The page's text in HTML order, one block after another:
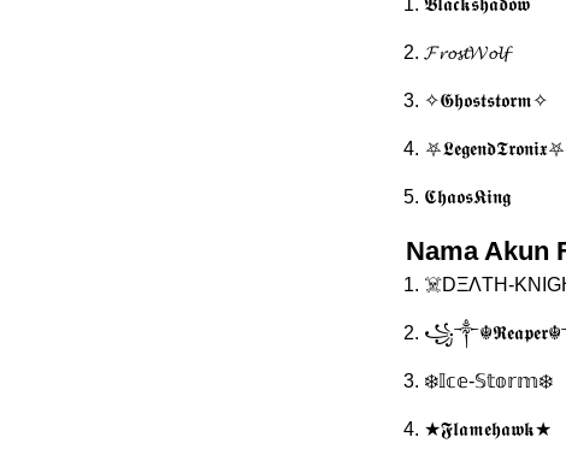
𝕭𝖑𝖆𝖈𝖐𝖘𝖍𝖆𝖉𝖔𝖜
𝓕𝓻𝓸𝓼𝓽𝓦𝓸𝓵𝓯
✧𝕲𝖍𝖔𝖘𝖙𝖘𝖙𝖔𝖗𝖒✧
⛧𝕷𝖊𝖌𝖊𝖓𝖉𝕿𝖗𝖔𝖓𝖎𝖝⛧
𝕮𝖍𝖆𝖔𝖘𝕶𝖎𝖓𝖌
Nama Akun
☠️DΞΛTH-
❄️𝕀𝕔𝕖-𝕊𝕥𝕠𝕣𝕞❄️
★𝕱𝖑𝖆𝖒𝖊𝖍𝖆𝖜𝖐★